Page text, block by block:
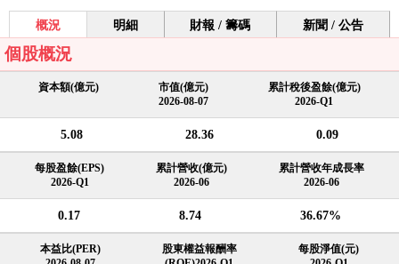
概況 明細 財報 / 籌碼 新聞 / 公告
個股概況
資本額(億元)
市值(億元)
2026-08-07
累計稅後盈餘(億元)
2026-Q1
5.08 28.36 0.09
每股盈餘(EPS)
2026-Q1
累計營收(億元)
2026-06
累計營收年成長率
2026-06
0.17 8.74 36.67%
本益比(PER)
股東權益報酬率
每股淨值(元)